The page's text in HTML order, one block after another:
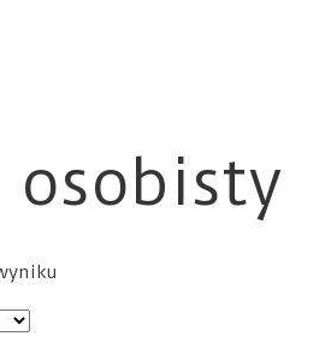
osobisty